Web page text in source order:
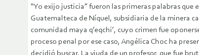
“Yo exijo justicia” fueron las primeras palabras
Guatemalteca de Níquel, subsidiaria de la minera
comunidad maya q’eqchi’, cuyo crimen fue
proceso penal por ese caso, Angélica Choc ha